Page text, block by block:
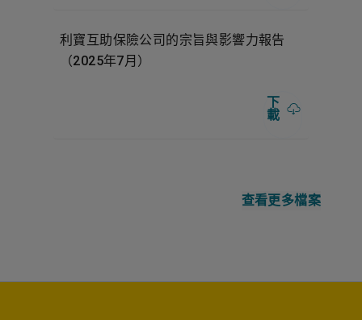
利寶互助保險公司的宗旨與影響力報告
（2025年7月）
下
載
查看更多檔案